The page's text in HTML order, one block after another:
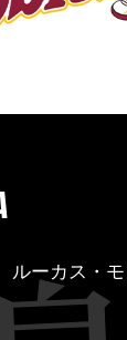
ルーカス・